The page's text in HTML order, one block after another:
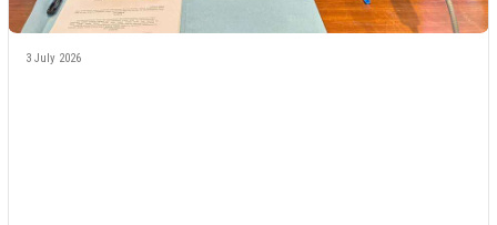
3 July 2026